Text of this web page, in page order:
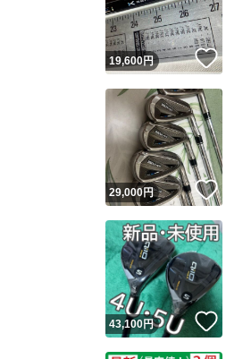
19,600円
29,000円
43,100円